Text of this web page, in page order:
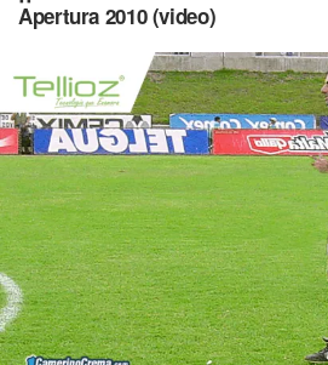
Apertura 2010 (video)